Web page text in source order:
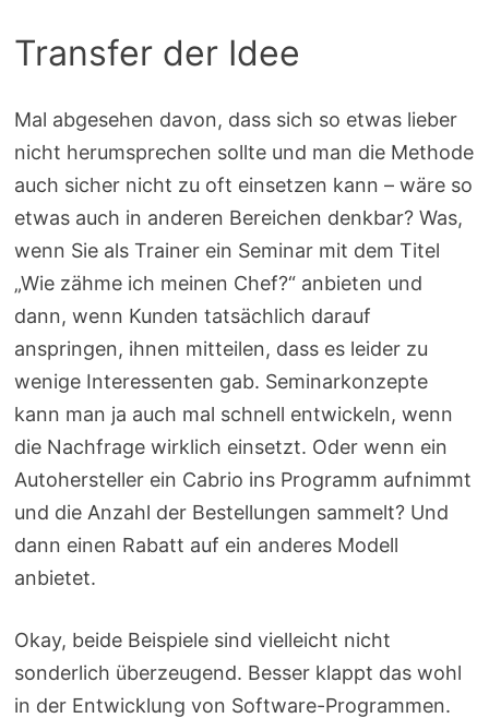
Transfer der Idee
Mal abgesehen davon, dass sich so etwas lieber
nicht herumsprechen sollte und man die Methode
auch sicher nicht zu oft einsetzen kann – wäre so
etwas auch in anderen Bereichen denkbar? Was,
wenn Sie als Trainer ein Seminar mit dem Titel
„Wie zähme ich meinen Chef?“ anbieten und
dann, wenn Kunden tatsächlich darauf
anspringen, ihnen mitteilen, dass es leider zu
wenige Interessenten gab. Seminarkonzepte
kann man ja auch mal schnell entwickeln, wenn
die Nachfrage wirklich einsetzt. Oder wenn ein
Autohersteller ein Cabrio ins Programm aufnimmt
und die Anzahl der Bestellungen sammelt? Und
dann einen Rabatt auf ein anderes Modell
anbietet.
Okay, beide Beispiele sind vielleicht nicht
sonderlich überzeugend. Besser klappt das wohl
in der Entwicklung von Software-Programmen.